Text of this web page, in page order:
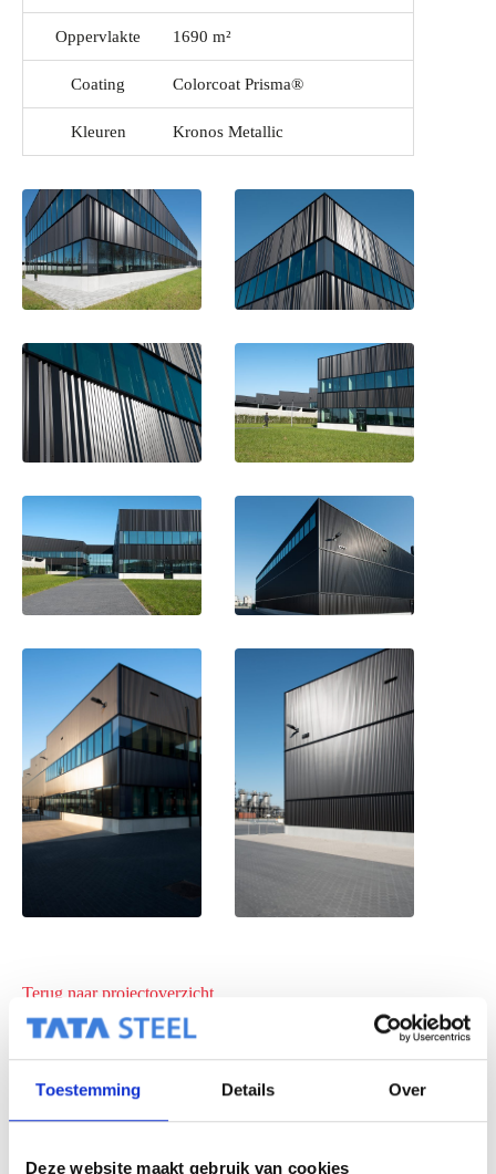
Toestemming Details Over
Deze website maakt gebruik van cookies
Oppervlakte 1690 m²
Coating Colorcoat Prisma®
Kleuren Kronos Metallic
Terug naar projectoverzicht
VOLGENDE